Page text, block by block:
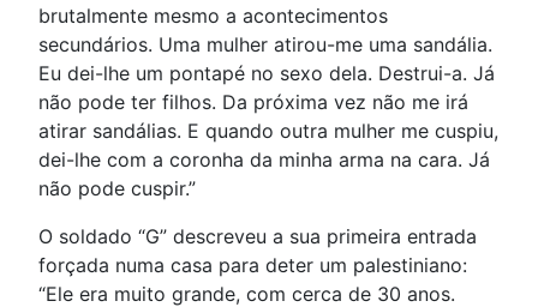
brutalmente mesmo a acontecimentos
secundários. Uma mulher atirou-me uma sandália.
Eu dei-lhe um pontapé no sexo dela. Destrui-a. Já
não pode ter filhos. Da próxima vez não me irá
atirar sandálias. E quando outra mulher me cuspiu,
dei-lhe com a coronha da minha arma na cara. Já
não pode cuspir.”
O soldado “G” descreveu a sua primeira entrada
forçada numa casa para deter um palestiniano:
“Ele era muito grande, com cerca de 30 anos.